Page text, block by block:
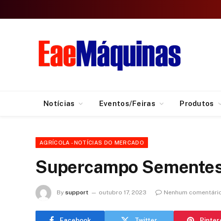
Notícias Eventos/Feiras Produtos
AGRÍCOLA - NOTÍCIAS DO MERCADO
Supercampo
By support outubro 17, 2023 Nenhum